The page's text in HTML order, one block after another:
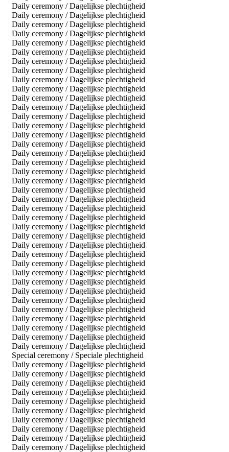
Daily ceremony / Dagelijkse plechtigheid
Daily ceremony / Dagelijkse plechtigheid
Daily ceremony / Dagelijkse plechtigheid
Daily ceremony / Dagelijkse plechtigheid
Daily ceremony / Dagelijkse plechtigheid
Daily ceremony / Dagelijkse plechtigheid
Daily ceremony / Dagelijkse plechtigheid
Daily ceremony / Dagelijkse plechtigheid
Daily ceremony / Dagelijkse plechtigheid
Daily ceremony / Dagelijkse plechtigheid
Daily ceremony / Dagelijkse plechtigheid
Daily ceremony / Dagelijkse plechtigheid
Daily ceremony / Dagelijkse plechtigheid
Daily ceremony / Dagelijkse plechtigheid
Daily ceremony / Dagelijkse plechtigheid
Daily ceremony / Dagelijkse plechtigheid
Daily ceremony / Dagelijkse plechtigheid
Daily ceremony / Dagelijkse plechtigheid
Daily ceremony / Dagelijkse plechtigheid
Daily ceremony / Dagelijkse plechtigheid
Daily ceremony / Dagelijkse plechtigheid
Daily ceremony / Dagelijkse plechtigheid
Daily ceremony / Dagelijkse plechtigheid
Daily ceremony / Dagelijkse plechtigheid
Daily ceremony / Dagelijkse plechtigheid
Daily ceremony / Dagelijkse plechtigheid
Daily ceremony / Dagelijkse plechtigheid
Daily ceremony / Dagelijkse plechtigheid
Daily ceremony / Dagelijkse plechtigheid
Daily ceremony / Dagelijkse plechtigheid
Daily ceremony / Dagelijkse plechtigheid
Daily ceremony / Dagelijkse plechtigheid
Daily ceremony / Dagelijkse plechtigheid
Daily ceremony / Dagelijkse plechtigheid
Daily ceremony / Dagelijkse plechtigheid
Daily ceremony / Dagelijkse plechtigheid
Daily ceremony / Dagelijkse plechtigheid
Daily ceremony / Dagelijkse plechtigheid
Special ceremony / Speciale plechtigheid
Daily ceremony / Dagelijkse plechtigheid
Daily ceremony / Dagelijkse plechtigheid
Daily ceremony / Dagelijkse plechtigheid
Daily ceremony / Dagelijkse plechtigheid
Daily ceremony / Dagelijkse plechtigheid
Daily ceremony / Dagelijkse plechtigheid
Daily ceremony / Dagelijkse plechtigheid
Daily ceremony / Dagelijkse plechtigheid
Daily ceremony / Dagelijkse plechtigheid
Daily ceremony / Dagelijkse plechtigheid